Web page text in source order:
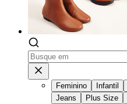
Feminino Infantil
Jeans
Plus Size